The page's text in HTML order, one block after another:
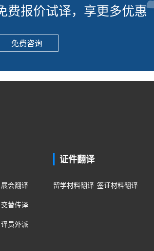
费报价试译，享更多优惠
免费咨询
展会翻译
交替传译
译员外派
证件翻译
留学材料翻译 签证材料翻译